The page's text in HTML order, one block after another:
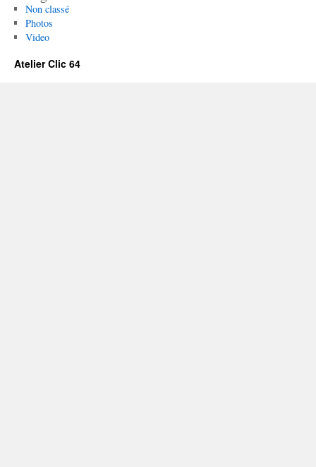
Non classé
Photos
Video
Atelier Clic 64